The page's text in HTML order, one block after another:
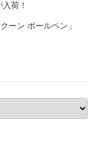
荷！
ーン ボールペン」